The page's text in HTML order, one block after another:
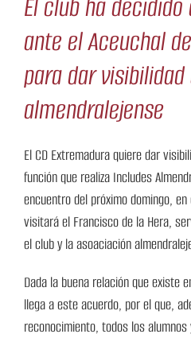
El club ha
ante el Aceuchal
para dar
almendralejense
El CD Extremadura quiere dar
función que realiza Includes
encuentro del próximo domingo, en
visitará el Francisco de la Hera,
el club y la asoaciación
Dada la buena relación que existe
llega a este acuerdo, por el que,
reconocimiento, todos los